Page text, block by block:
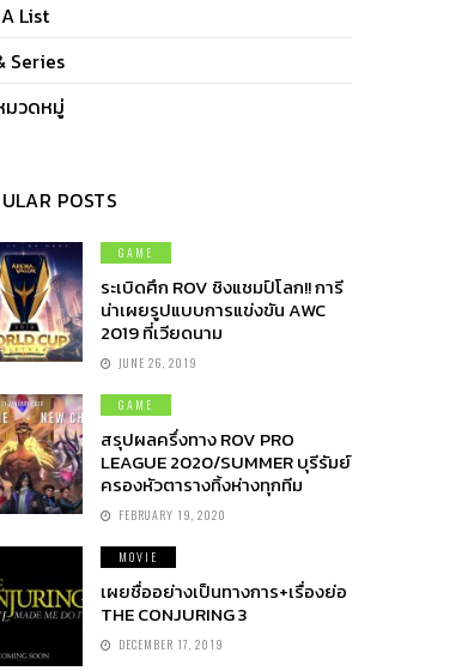
List
Series
มวดหมู่
POSTS
GAME
ระเบิดศึก ROV ชิงแชมป์โลก!! การี
น่าเผยรูปแบบการแข่งขัน AWC
2019 ที่เวียดนาม
JUNE 26, 2019
GAME
สรุปผลครึ่งทาง ROV PRO
LEAGUE 2020/SUMMER บุรีรัมย์
ครองหัวตารางทิ้งห่างทุกทีม
FEBRUARY 19, 2020
MOVIE
เผยชื่ออย่างเป็นทางการ+เรื่องย่อ
THE CONJURING 3
DECEMBER 17, 2019